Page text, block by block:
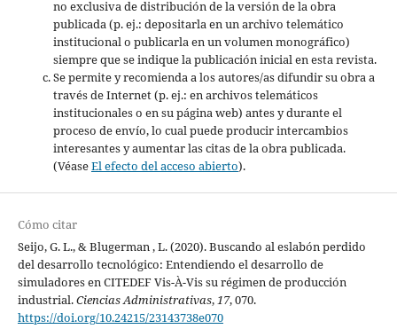
no exclusiva de distribución de la versión de la obra
publicada (p. ej.: depositarla en un archivo telemático
institucional o publicarla en un volumen monográfico)
siempre que se indique la publicación inicial en esta revista.
Se permite y recomienda a los autores/as difundir su obra a
través de Internet (p. ej.: en archivos telemáticos
institucionales o en su página web) antes y durante el
proceso de envío, lo cual puede producir intercambios
interesantes y aumentar las citas de la obra publicada.
(VéaseEl efecto del acceso abierto).
Cómo citar
Seijo, G. L., & Blugerman , L. (2020). Buscando al eslabón perdido
del desarrollo tecnológico: Entendiendo el desarrollo de
simuladores en CITEDEF Vis-À-Vis su régimen de producción
industrial.Ciencias Administrativas,17, 070.
https://doi.org/10.24215/23143738e070